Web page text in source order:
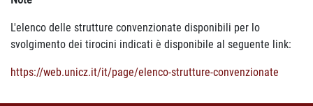
L'elenco delle strutture convenzionate disponibili per lo
svolgimento dei tirocini indicati è disponibile al seguente link:
https://web.unicz.it/it/page/elenco-strutture-convenzionate